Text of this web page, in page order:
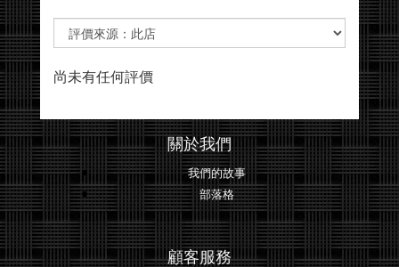
尚未有任何評價
關於我們
我們的故事
部落格
顧客服務